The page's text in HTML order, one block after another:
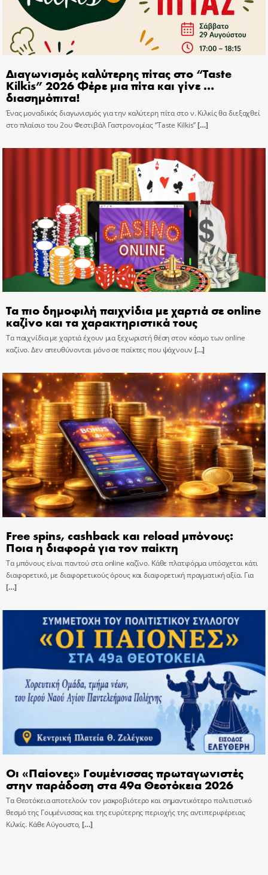
Διαγωνισμός καλύτερης πίτας στο “Taste
Kilkis” 2026 Φέρε μια πίτα και γίνε …
διασημόπιτα!
Ένας μοναδικός διαγωνισμός για την καλύτερη πίτα στο ν. Κιλκίς θα διεξαχθεί
στο πλαίσιο του 2ου Φεστιβάλ Γαστρονομίας “Taste Kilkis”[…]
Τα πιο δημοφιλή παιχνίδια με χαρτιά σε online
καζίνο και τα χαρακτηριστικά τους
Τα παιχνίδια με χαρτιά έχουν μια ξεχωριστή θέση στον κόσμο των online
καζίνο. Δεν απευθύνονται μόνο σε παίκτες που ψάχνουν […]
Free spins, cashback και reload μπόνους:
Ποια η διαφορά για τον παίκτη
Τα μπόνους είναι παντού στα online καζίνο. Κάθε πλατφόρμα υπόσχεται κάτι
διαφορετικό, με διαφορετικούς όρους και διαφορετική πραγματική αξία. Για
[…]
Οι «Παίονες» Γουμένισσας πρωταγωνιστές
στην παράδοση στα 49α Θεοτόκεια 2026
Τα Θεοτόκεια αποτελούν τον μακροβιότερο και σημαντικότερο πολιτιστικό
θεσμό της Γουμένισσας και της ευρύτερης περιοχής της αντιπεριφέρειας
Κιλκίς. Κάθε Αύγουστο, […]